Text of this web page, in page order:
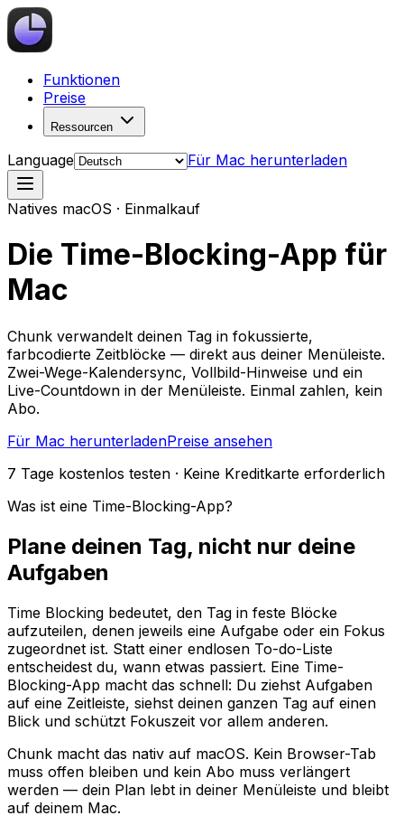
Funktionen
Preise
Ressourcen
Language Für Mac herunterladen
Natives macOS · Einmalkauf
Die Time-Blocking-App für
Mac
Chunk verwandelt deinen Tag in fokussierte,
farbcodierte Zeitblöcke — direkt aus deiner Menüleiste.
Zwei-Wege-Kalendersync, Vollbild-Hinweise und ein
Live-Countdown in der Menüleiste. Einmal zahlen, kein
Abo.
Für Mac herunterladenPreise ansehen
7 Tage kostenlos testen · Keine Kreditkarte erforderlich
Was ist eine Time-Blocking-App?
Plane deinen Tag, nicht nur deine
Aufgaben
Time Blocking bedeutet, den Tag in feste Blöcke
aufzuteilen, denen jeweils eine Aufgabe oder ein Fokus
zugeordnet ist. Statt einer endlosen To-do-Liste
entscheidest du, wann etwas passiert. Eine Time-
Blocking-App macht das schnell: Du ziehst Aufgaben
auf eine Zeitleiste, siehst deinen ganzen Tag auf einen
Blick und schützt Fokuszeit vor allem anderen.
Chunk macht das nativ auf macOS. Kein Browser-Tab
muss offen bleiben und kein Abo muss verlängert
werden — dein Plan lebt in deiner Menüleiste und bleibt
auf deinem Mac.